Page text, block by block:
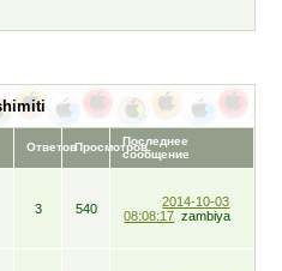
ОтветовПросмотровПоследнее
сообщение
3 540
2014-10-03
08:08:17 zambiya